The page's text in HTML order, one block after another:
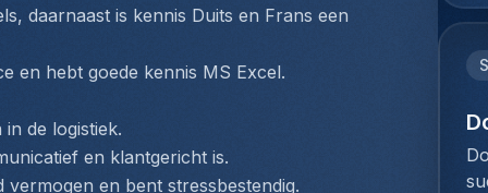
daarnaast is kennis Duits en Frans een
en hebt goede kennis MS Excel.
in de logistiek.
en klantgericht is.
vermogen en bent stressbestendig.